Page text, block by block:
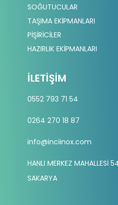
SOĞUTUCULAR
TAŞIMA EKİPMANLARI
PİŞİRİCİLER
HAZIRLIK EKİPMANLARI
İLETIŞIM
0552 793 71 54
0264 270 18 87
info@inciinox.com
HANLI MERKEZ MAHALLESİ
SAKARYA